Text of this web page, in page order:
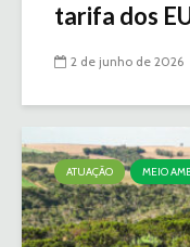
tarifa dos
2 de junho de 2026
ATUAÇÃO MEIO